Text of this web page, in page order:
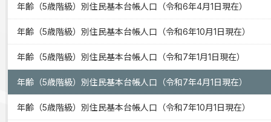
年齢（5歳階級）別住民基本台帳人口（令和6年4月1日現在）
年齢（5歳階級）別住民基本台帳人口（令和6年10月1日現在）
年齢（5歳階級）別住民基本台帳人口（令和7年1月1日現在）
年齢（5歳階級）別住民基本台帳人口（令和7年4月1日現在）
年齢（5歳階級）別住民基本台帳人口（令和7年10月1日現在）